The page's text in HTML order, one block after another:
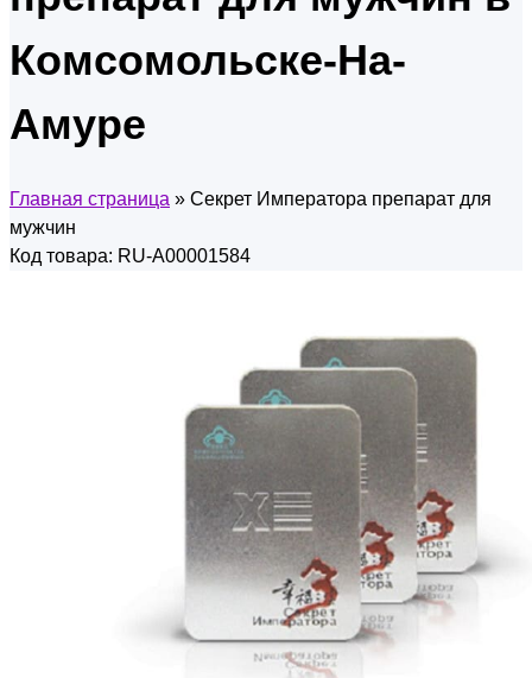
Комсомольске-На-
Амуре
Главная страница » Секрет Императора препарат для
мужчин
Код товара: RU-A00001584